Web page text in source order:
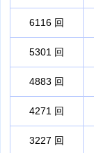
6116 回
5301 回
4883 回
4271 回
3227 回